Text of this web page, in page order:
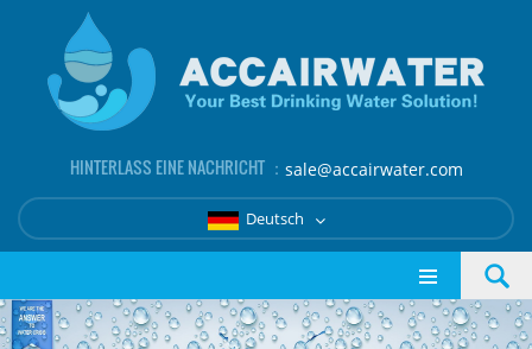
HINTERLASS EINE NACHRICHT ： sale@accairwater.com
Deutsch